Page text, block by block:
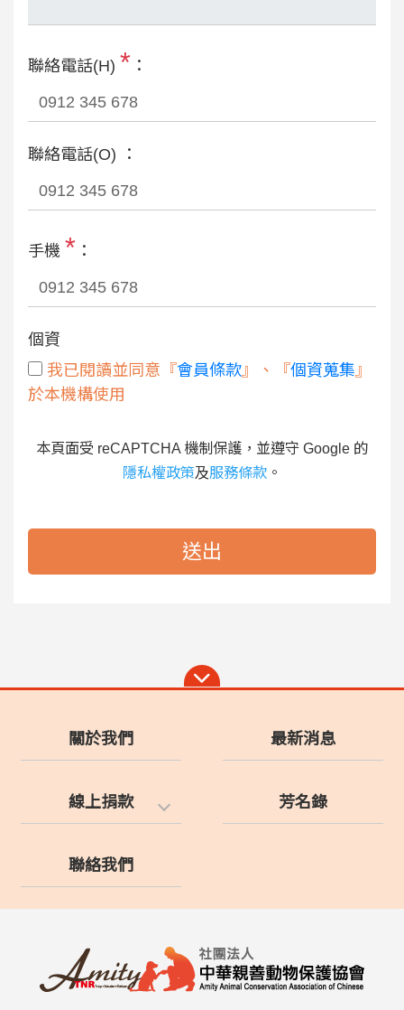
聯絡電話(H) * ：
聯絡電話(O) ：
手機 * ：
個資
我已閱讀並同意『會員條款』、『個資蒐集』
於本機構使用
本頁面受 reCAPTCHA 機制保護，並遵守 Google 的
隱私權政策及服務條款 。
送出
關於我們 最新消息
線上捐款 芳名錄
聯絡我們